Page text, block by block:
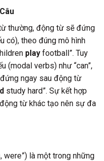
thường, động từ sẽ đứng
có), theo đúng mô hình
play football”. Tuy
(modal verbs) như “can”,
đứng ngay sau động từ
study hard”. Sự kết hợp
từ khác tạo nên sự đa
were”) là một trong những